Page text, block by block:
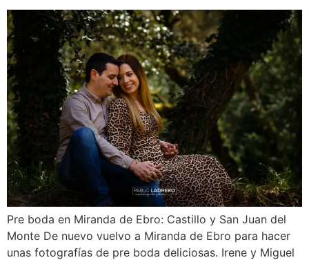
Pre boda en Miranda de Ebro: Castillo y San Juan del
Monte De nuevo vuelvo a Miranda de Ebro para hacer
unas fotografías de pre boda deliciosas. Irene y Miguel